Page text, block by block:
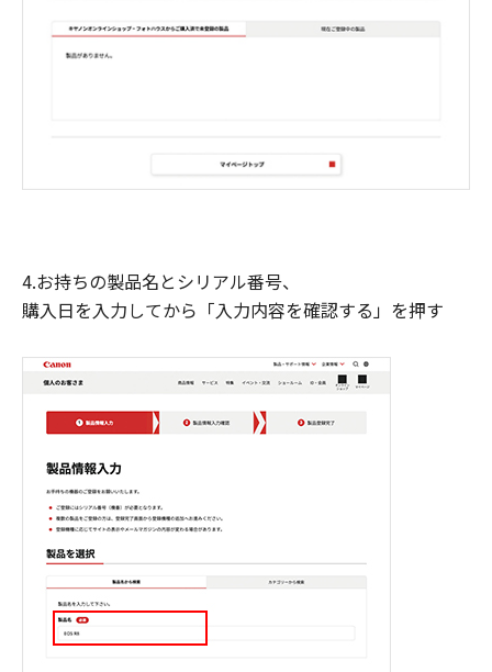
4.お持ちの製品名とシリアル番号、
購入日を入力してから「入力内容を確認する」を押す